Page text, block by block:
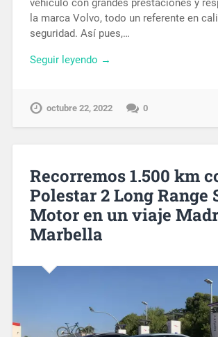
vehículo con grandes prestaciones y
la marca Volvo, todo un referente en
seguridad. Así pues,…
Seguir leyendo →
octubre 22, 2022 0
Recorremos 1.500 km
Polestar 2 Long Range
Motor en un viaje
Marbella